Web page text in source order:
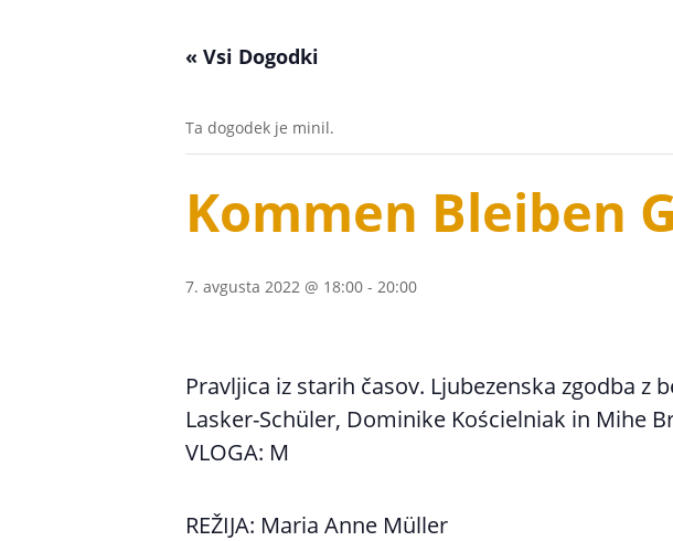
« Vsi Dogodki
Ta dogodek je minil.
Kommen Bleiben
7. avgusta 2022 @ 18:00 - 20:00
Pravljica iz starih časov. Ljubezenska zgodba
Lasker-Schüler, Dominike Kościelniak in Mihe
VLOGA: M
REŽIJA: Maria Anne Müller